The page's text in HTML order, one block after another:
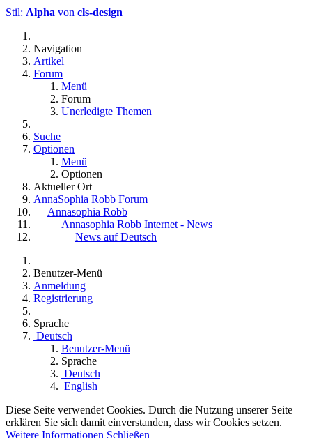
Stil: Alpha von cls-design
Navigation
Artikel
Forum
Menü
Forum
Unerledigte Themen
Suche
Optionen
Menü
Optionen
Aktueller Ort
AnnaSophia Robb Forum
Annasophia Robb
Annasophia Robb Internet - News
News auf Deutsch
Benutzer-Menü
Anmeldung
Registrierung
Sprache
Deutsch
Benutzer-Menü
Sprache
Deutsch
English
Diese Seite verwendet Cookies. Durch die Nutzung unserer Seite
erklären Sie sich damit einverstanden, dass wir Cookies setzen.
Weitere Informationen Schließen